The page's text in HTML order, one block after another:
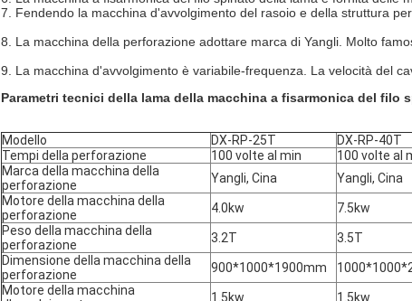
7. Fendendo la macchina d'avvolgimento del rasoio e della struttura
8. La macchina della perforazione adottare marca di Yangli. Molto
9. La macchina d'avvolgimento è variabile-frequenza. La velocità del
Parametri tecnici della lama della macchina a fisarmonica del filo
Modello DX-RP-25T DX-RP-40T
Tempi della perforazione
100 volte al min 100 volte al
Marca della macchina della
perforazione
Yangli, Cina Yangli, Cina
Motore della macchina della
perforazione
4.0kw 7.5kw
Peso della macchina della
perforazione
3.2T 3.5T
Dimensione della macchina della
perforazione
900*1000*1900mm
Motore della macchina
1.5kw 1.5kw